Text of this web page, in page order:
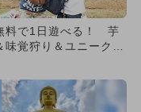
料で1日遊べる！ 芋
味覚狩り＆ユニークな